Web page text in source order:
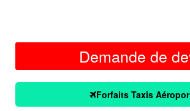
Demande de
Forfaits Taxis